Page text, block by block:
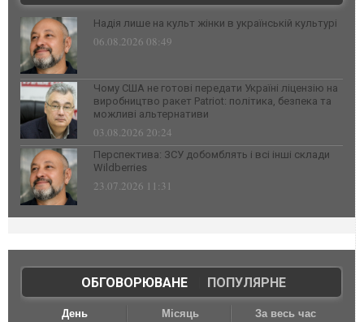
Надія лише на культ жінки в українській культурі
06.08.2026 08:49
Чому США не готові передати Україні ліцензію на
виробництво ракет Patriot: політика, безпека та
можливі альтернативи
03.08.2026 20:24
Перспектива: ЗСУ добомблять і всі інші склади
Wildberries
23.07.2026 11:31
ОБГОВОРЮВАНЕ| ПОПУЛЯРНЕ
День Місяць За весь час